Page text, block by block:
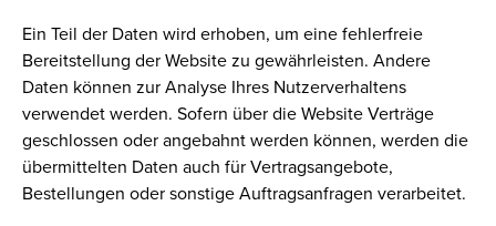
Ein Teil der Daten wird erhoben, um eine fehlerfreie
Bereitstellung der Website zu gewährleisten. Andere
Daten können zur Analyse Ihres Nutzerverhaltens
verwendet werden. Sofern über die Website Verträge
geschlossen oder angebahnt werden können, werden die
übermittelten Daten auch für Vertragsangebote,
Bestellungen oder sonstige Auftragsanfragen verarbeitet.